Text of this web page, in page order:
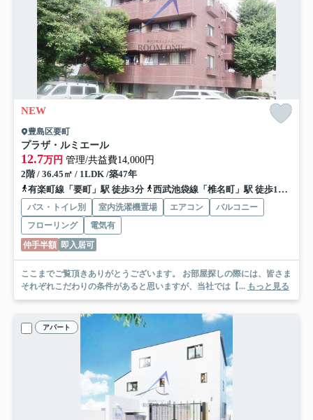
NEW
豊島区要町
プラザ・ルミエール
12.7万円 管理/共益費14,000円
2階 / 36.45㎡ / 1LDK /築47年
有楽町線「要町」駅 徒歩3分
西武池袋線「椎名町」駅 徒歩11分
バス・トイレ別 室内洗濯機置場 エアコン
バルコニー
フローリング
電気有
仲手半額 即入居可
ここまでご覧頂きありがとうございます。 お部屋探しの際には、皆さま
それぞれこだわりの条件があると思いますが、当社では【... もっと見る
アパート